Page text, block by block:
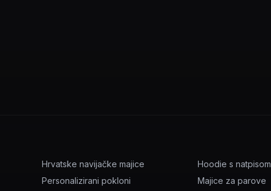
Hrvatske navijačke majice
Personalizirani pokloni
Hoodie s natpisom
Majice za parove